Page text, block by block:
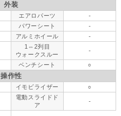
外装
エアロパーツ
-
パワーシート
-
アルミホイール -
1⇔2列目
ウォークスルー
-
ベンチシート ○
操作性
イモビライザー
○
電動スライドド
ア
-